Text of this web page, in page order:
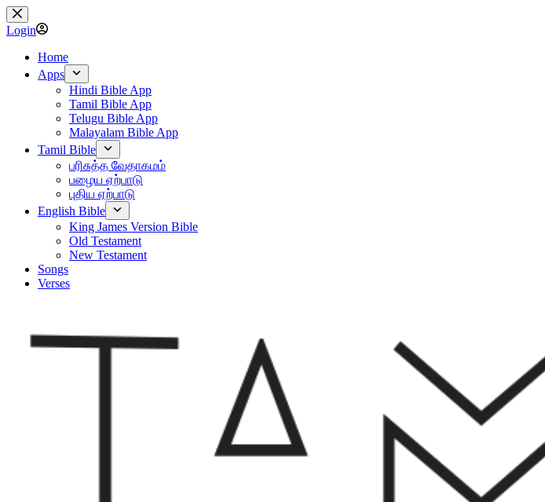
Skip
to
content
Login
Home
Apps
Hindi Bible App
Tamil Bible App
Telugu Bible App
Malayalam Bible App
Tamil Bible
பரிசுத்த வேதாகமம்
பழைய ஏற்பாடு
புதிய ஏற்பாடு
English Bible
King James Version Bible
Old Testament
New Testament
Songs
Verses